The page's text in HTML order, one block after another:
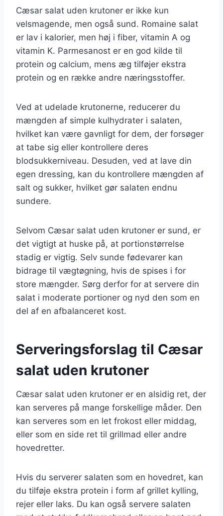
Cæsar salat uden krutoner er ikke kun
velsmagende, men også sund. Romaine salat
er lav i kalorier, men høj i fiber, vitamin A og
vitamin K. Parmesanost er en god kilde til
protein og calcium, mens æg tilføjer ekstra
protein og en række andre næringsstoffer.
Ved at udelade krutonerne, reducerer du
mængden af simple kulhydrater i salaten,
hvilket kan være gavnligt for dem, der forsøger
at tabe sig eller kontrollere deres
blodsukkerniveau. Desuden, ved at lave din
egen dressing, kan du kontrollere mængden af
salt og sukker, hvilket gør salaten endnu
sundere.
Selvom Cæsar salat uden krutoner er sund, er
det vigtigt at huske på, at portionstørrelse
stadig er vigtig. Selv sunde fødevarer kan
bidrage til vægtøgning, hvis de spises i for
store mængder. Sørg derfor for at servere din
salat i moderate portioner og nyd den som en
del af en afbalanceret kost.
Serveringsforslag til Cæsar
salat uden krutoner
Cæsar salat uden krutoner er en alsidig ret, der
kan serveres på mange forskellige måder. Den
kan serveres som en let frokost eller middag,
eller som en side ret til grillmad eller andre
hovedretter.
Hvis du serverer salaten som en hovedret, kan
du tilføje ekstra protein i form af grillet kylling,
rejer eller laks. Du kan også servere salaten